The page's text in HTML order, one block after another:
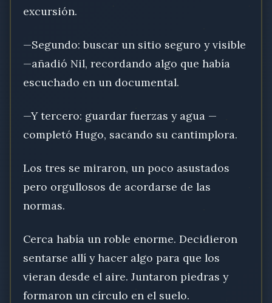
excursión.
—Segundo: buscar un sitio seguro y visible
—añadió Nil, recordando algo que había
escuchado en un documental.
—Y tercero: guardar fuerzas y agua —
completó Hugo, sacando su cantimplora.
Los tres se miraron, un poco asustados
pero orgullosos de acordarse de las
normas.
Cerca había un roble enorme. Decidieron
sentarse allí y hacer algo para que los
vieran desde el aire. Juntaron piedras y
formaron un círculo en el suelo.